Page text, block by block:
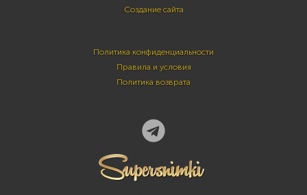
Создание сайта
Политика конфиденциальности
Правила и условия
Политика возврата